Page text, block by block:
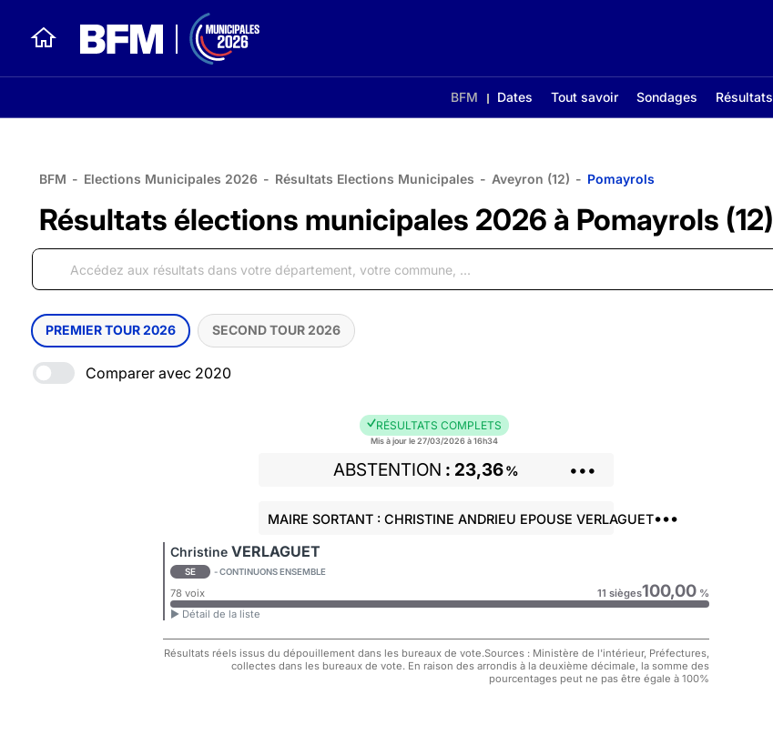
BFM Dates Tout savoir Sondages Résultats
BFM - Elections Municipales 2026 - Résultats Elections Municipales - Aveyron (12) - Pomayrols
Résultats élections municipales 2026 à Pomayrols (12)
PREMIER TOUR 2026 SECOND TOUR 2026
Comparer avec 2020
RÉSULTATS COMPLETS
Mis à jour le 27/03/2026 à 16h34
ABSTENTION 23,36% •••
MAIRE SORTANT : CHRISTINE ANDRIEU EPOUSE VERLAGUET•••
Christine VERLAGUET
SE - CONTINUONS ENSEMBLE
78 voix 11 sièges100,00 %
► Détail de la liste
Résultats réels issus du dépouillement dans les bureaux de vote.Sources : Ministère de l'intérieur, Préfectures,
collectes dans les bureaux de vote. En raison des arrondis à la deuxième décimale, la somme des
pourcentages peut ne pas être égale à 100%